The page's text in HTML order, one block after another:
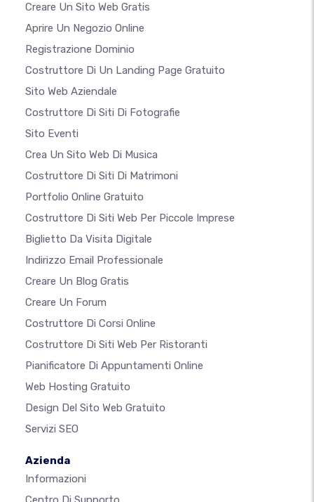
Creare Un Sito Web Gratis
Aprire Un Negozio Online
Registrazione Dominio
Costruttore Di Un Landing Page Gratuito
Sito Web Aziendale
Costruttore Di Siti Di Fotografie
Sito Eventi
Crea Un Sito Web Di Musica
Costruttore Di Siti Di Matrimoni
Portfolio Online Gratuito
Costruttore Di Siti Web Per Piccole Imprese
Biglietto Da Visita Digitale
Indirizzo Email Professionale
Creare Un Blog Gratis
Creare Un Forum
Costruttore Di Corsi Online
Costruttore Di Siti Web Per Ristoranti
Pianificatore Di Appuntamenti Online
Web Hosting Gratuito
Design Del Sito Web Gratuito
Servizi SEO
Azienda
Informazioni